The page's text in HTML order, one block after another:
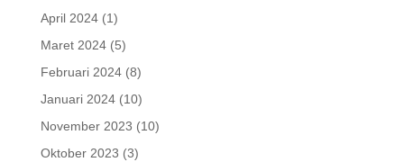
April 2024(1)
Maret 2024(5)
Februari 2024(8)
Januari 2024(10)
November 2023 (10)
Oktober 2023 (3)